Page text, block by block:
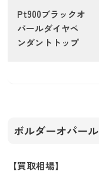
Pt900ブラックオ
パールダイヤペ
ンダントトップ
ボルダーオパール
【買取相場】